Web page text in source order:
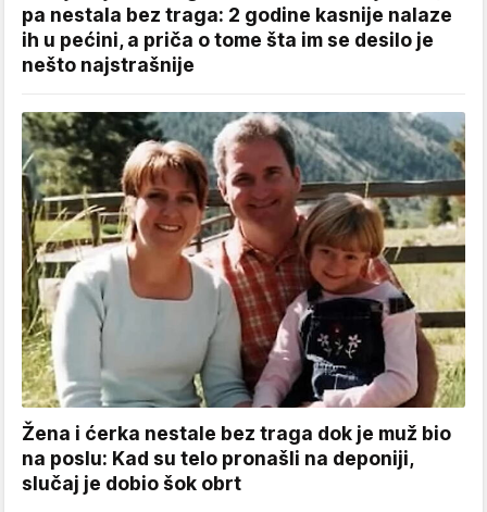
pa nestala bez traga: 2 godine kasnije nalaze
ih u pećini, a priča o tome šta im se desilo je
nešto najstrašnije
Žena i ćerka nestale bez traga dok je muž bio
na poslu: Kad su telo pronašli na deponiji,
slučaj je dobio šok obrt